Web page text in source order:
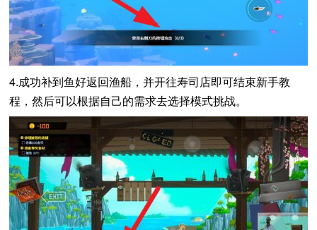
4.成功补到鱼好返回渔船，并开往寿司店即可结束新手教
程，然后可以根据自己的需求去选择模式挑战。